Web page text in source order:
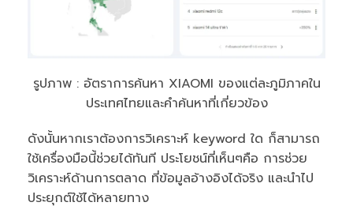
รูปภาพ : อัตราการค้นหา XIAOMI ของแต่ละภูมิภาคใน
ประเทศไทยและคำค้นหาที่เกี่ยวข้อง
ดังนั้นหากเราต้องการวิเคราะห์ keyword ใด ก็สามารถ
ใช้เครื่องมือนี้ช่วยได้ทันที ประโยชน์ที่เห็นๆคือ การช่วย
วิเคราะห์ด้านการตลาด ที่ข้อมูลอ้างอิงได้จริง และนำไป
ประยุกต์ใช้ได้หลายทาง